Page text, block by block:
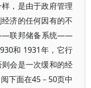
，是由于政府管理
济的任何因有的不
联邦储备系统——
和 1931年，它行
会是一次缓和的经
下面在45－50页中